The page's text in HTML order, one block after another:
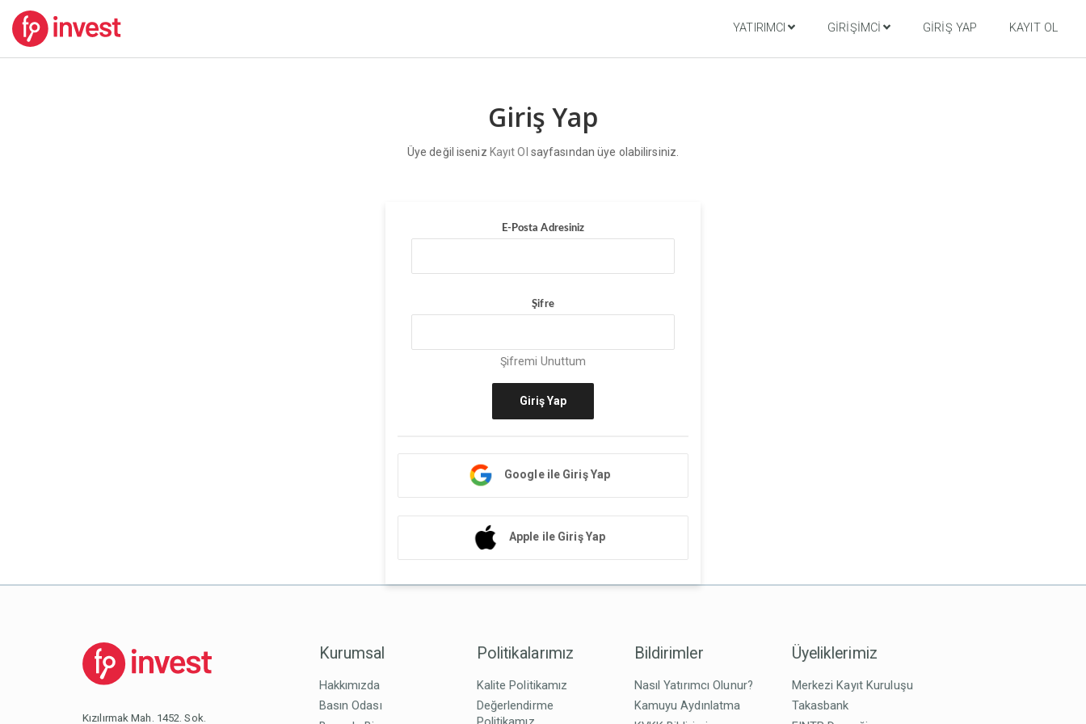
YATIRIMCI GIRIŞIMCI GIRIŞ YAP KAYIT OL
Giriş Yap
Üye değil iseniz Kayıt Ol sayfasından üye olabilirsiniz.
E-Posta Adresiniz
Şifre
Şifremi Unuttum
Giriş Yap
Google ile Giriş Yap
Apple ile Giriş Yap
Kızılırmak Mah. 1452. Sok.
Kurumsal
Hakkımızda
Basın Odası
Politikalarımız
Kalite Politikamız
Değerlendirme
Bildirimler
Nasıl Yatırımcı Olunur?
Kamuyu Aydınlatma
Üyeliklerimiz
Merkezi Kayıt Kuruluşu
Takasbank